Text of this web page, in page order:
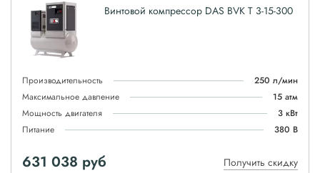
Винтовой компрессор DAS BVK T 3-15-300
Производительность
250 л/мин
Максимальное давление
15 атм
Мощность двигателя
3 кВт
Питание
380 В
631 038 руб Получить скидку